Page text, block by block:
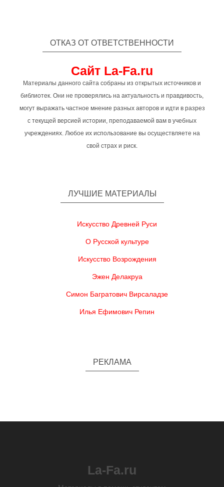
ОТКАЗ ОТ ОТВЕТСТВЕННОСТИ
Сайт La-Fa.ru
Материалы данного сайта собраны из открытых источников и
библиотек. Они не проверялись на актуальность и правдивость,
могут выражать частное мнение разных авторов и идти в разрез
с текущей версией истории, преподаваемой вам в учебных
учреждениях. Любое их использование вы осуществляете на
свой страх и риск.
ЛУЧШИЕ МАТЕРИАЛЫ
Искусство Древней Руси
О Русской культуре
Искусство Возрождения
Эжен Делакруа
Симон Багратович Вирсаладзе
Илья Ефимович Репин
РЕКЛАМА
La-Fa.ru